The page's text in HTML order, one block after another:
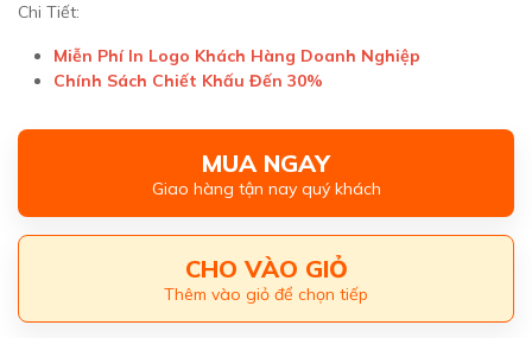
Chi Tiết:
Miễn Phí In Logo Khách Hàng Doanh Nghiệp
Chính Sách Chiết Khấu Đến 30%
MUA NGAY
Giao hàng tận nay quý khách
CHO VÀO GIỎ
Thêm vào giỏ để chọn tiếp